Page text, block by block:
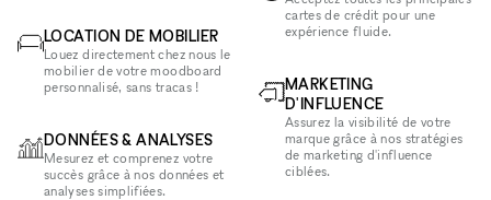
LOCATION DE MOBILIER
Louez directement chez nous le
mobilier de votre moodboard
personnalisé, sans tracas !
DONNÉES & ANALYSES
Mesurez et comprenez votre
succès grâce à nos données et
analyses simplifiées.
cartes de crédit pour une
expérience fluide.
MARKETING
D'INFLUENCE
Assurez la visibilité de votre
marque grâce à nos stratégies
de marketing d'influence
ciblées.